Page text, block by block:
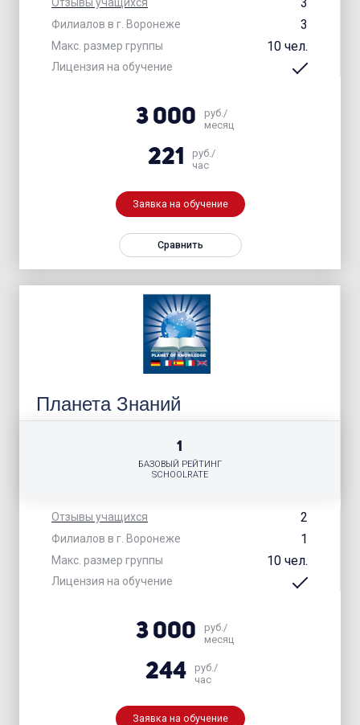
Отзывы учащихся
Филиалов в г. Воронеже 3
Макс. размер группы 10 чел.
Лицензия на обучение
3 000
руб./
месяц
221
руб./
час
Заявка на обучение
Сравнить
Планета Знаний
Отзывы учащихся 2
Филиалов в г. Воронеже 1
Макс. размер группы 10 чел.
Лицензия на обучение
1
БАЗОВЫЙ РЕЙТИНГ
SCHOOLRATE
3 000
руб./
месяц
244
руб./
час
Заявка на обучение